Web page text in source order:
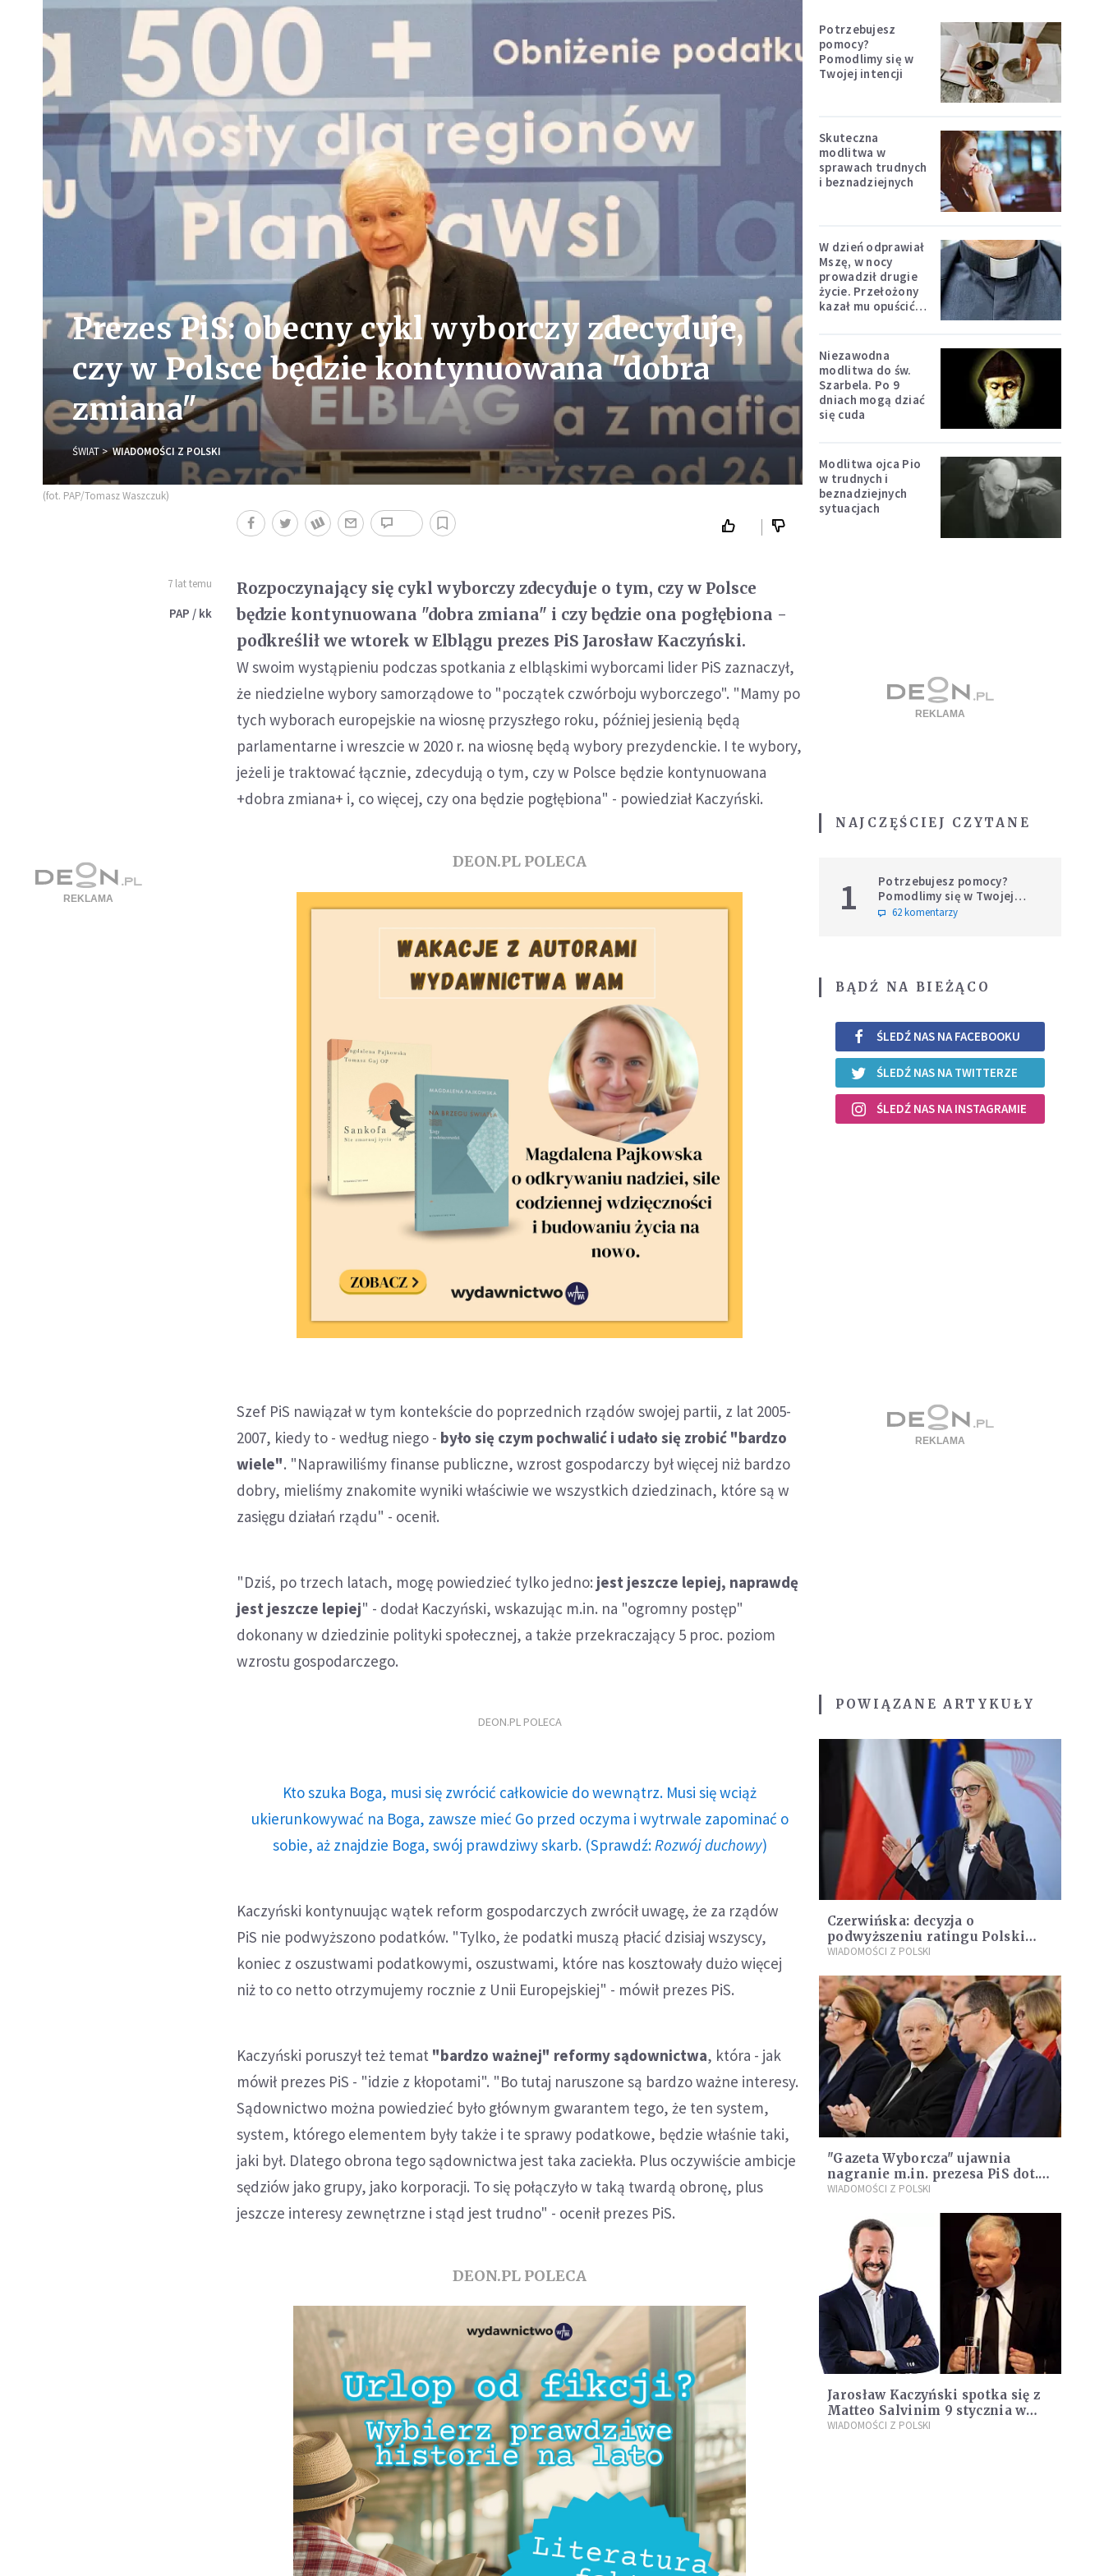
Prezes PiS: obecny cykl wyborczy zdecyduje,
czy w Polsce będzie kontynuowana "dobra
zmiana"
ŚWIAT WIADOMOŚCI Z POLSKI
(fot. PAP/Tomasz Waszczuk)
7 lat temu
PAP / kk
Rozpoczynający się cykl wyborczy zdecyduje o tym, czy w Polsce
będzie kontynuowana "dobra zmiana" i czy będzie ona pogłębiona -
podkreślił we wtorek w Elblągu prezes PiS Jarosław Kaczyński.
W swoim wystąpieniu podczas spotkania z elbląskimi wyborcami lider PiS zaznaczył,
że niedzielne wybory samorządowe to "początek czwórboju wyborczego". "Mamy po
tych wyborach europejskie na wiosnę przyszłego roku, później jesienią będą
parlamentarne i wreszcie w 2020 r. na wiosnę będą wybory prezydenckie. I te wybory,
jeżeli je traktować łącznie, zdecydują o tym, czy w Polsce będzie kontynuowana
+dobra zmiana+ i, co więcej, czy ona będzie pogłębiona" - powiedział Kaczyński.
DEON.PL POLECA
Szef PiS nawiązał w tym kontekście do poprzednich rządów swojej partii, z lat 2005-
2007, kiedy to - według niego - było się czym pochwalić i udało się zrobić "bardzo
wiele". "Naprawiliśmy finanse publiczne, wzrost gospodarczy był więcej niż bardzo
dobry, mieliśmy znakomite wyniki właściwie we wszystkich dziedzinach, które są w
zasięgu działań rządu" - ocenił.
"Dziś, po trzech latach, mogę powiedzieć tylko jedno: jest jeszcze lepiej, naprawdę
jest jeszcze lepiej" - dodał Kaczyński, wskazując m.in. na "ogromny postęp"
dokonany w dziedzinie polityki społecznej, a także przekraczający 5 proc. poziom
wzrostu gospodarczego.
DEON.PL POLECA
Kto szuka Boga, musi się zwrócić całkowicie do wewnątrz. Musi się wciąż
ukierunkowywać na Boga, zawsze mieć Go przed oczyma i wytrwale zapominać o
sobie, aż znajdzie Boga, swój prawdziwy skarb. (Sprawdź: Rozwój duchowy)
Kaczyński kontynuując wątek reform gospodarczych zwrócił uwagę, że za rządów
PiS nie podwyższono podatków. "Tylko, że podatki muszą płacić dzisiaj wszyscy,
koniec z oszustwami podatkowymi, oszustwami, które nas kosztowały dużo więcej
niż to co netto otrzymujemy rocznie z Unii Europejskiej" - mówił prezes PiS.
Kaczyński poruszył też temat "bardzo ważnej" reformy sądownictwa, która - jak
mówił prezes PiS - "idzie z kłopotami". "Bo tutaj naruszone są bardzo ważne interesy.
Sądownictwo można powiedzieć było głównym gwarantem tego, że ten system,
system, którego elementem były także i te sprawy podatkowe, będzie właśnie taki,
jaki był. Dlatego obrona tego sądownictwa jest taka zaciekła. Plus oczywiście ambicje
sędziów jako grupy, jako korporacji. To się połączyło w taką twardą obronę, plus
jeszcze interesy zewnętrzne i stąd jest trudno" - ocenił prezes PiS.
DEON.PL POLECA
Potrzebujesz
pomocy?
Pomodlimy się w
Twojej intencji
Skuteczna
modlitwa w
sprawach trudnych
i beznadziejnych
W dzień odprawiał
Mszę, w nocy
prowadził drugie
życie. Przełożony
kazał mu opuścić
Niezawodna
modlitwa do św.
Szarbela. Po 9
dniach mogą dziać
się cuda
Modlitwa ojca Pio
w trudnych i
beznadziejnych
sytuacjach
NAJCZĘŚCIEJ CZYTANE
1
Potrzebujesz pomocy?
Pomodlimy się w Twojej
intencji
62 komentarzy
BĄDŹ NA BIEŻĄCO
ŚLEDŹ NAS NA FACEBOOKU
ŚLEDŹ NAS NA TWITTERZE
ŚLEDŹ NAS NA INSTAGRAMIE
POWIĄZANE ARTYKUŁY
Czerwińska: decyzja o
podwyższeniu ratingu Polski
potwierdza przyjęty kierunek
WIADOMOŚCI Z POLSKI
"Gazeta Wyborcza" ujawnia
nagranie m.in. prezesa PiS dot.
inwestycji spółki Srebrna
WIADOMOŚCI Z POLSKI
Jarosław Kaczyński spotka się z
Matteo Salvinim 9 stycznia w
Warszawie
WIADOMOŚCI Z POLSKI